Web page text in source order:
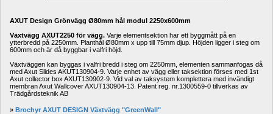
AXUT Design Grönvägg Ø80mm hål modul 2250x600mm
Växtvägg AXUT2250 för vägg. Varje elementsektion har ett byggmått på en
ytterbredd på 2250mm. Planthål Ø80mm x upp till 75mm djup. Höjden ligger i steg om
600mm och är då byggbar i valfri höjd.
Växtväggen kan byggas i valfri bredd i steg om 2250mm, elementen sammanfogas då
med Axut Slides AKUT130904-9. Varje enhet av vägg eller taksektion förses med 1st
Axut collector box AXUT130902-9. Vid val av taksystem komplettera med invändigt
membran Axut Wallcover AXUT130904-13. Patent reg. nr.1300559-0 tillverkas av
Trädgårdsteknik AB
» Brochyr AXUT DESIGN Växtvägg "GreenWall"